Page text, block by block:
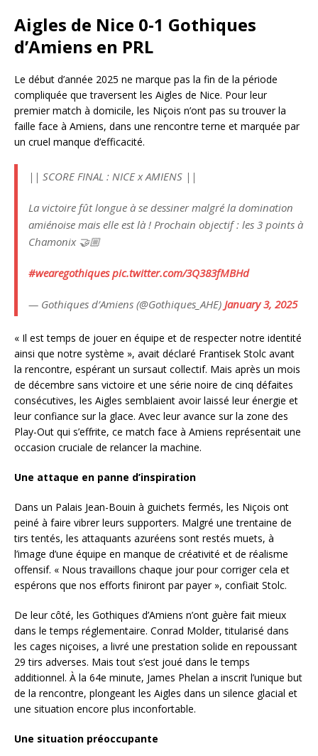
Aigles de Nice 0-1 Gothiques
d’Amiens en PRL
Le début d’année 2025 ne marque pas la fin de la période
compliquée que traversent les Aigles de Nice. Pour leur
premier match à domicile, les Niçois n’ont pas su trouver la
faille face à Amiens, dans une rencontre terne et marquée par
un cruel manque d’efficacité.
|| SCORE FINAL : NICE x AMIENS ||
La victoire fût longue à se dessiner malgré la domination
amiénoise mais elle est là ! Prochain objectif : les 3 points à
Chamonix 🤝🏼
#wearegothiques pic.twitter.com/3Q383fMBHd
— Gothiques d’Amiens (@Gothiques_AHE) January 3, 2025
« Il est temps de jouer en équipe et de respecter notre identité
ainsi que notre système », avait déclaré Frantisek Stolc avant
la rencontre, espérant un sursaut collectif. Mais après un mois
de décembre sans victoire et une série noire de cinq défaites
consécutives, les Aigles semblaient avoir laissé leur énergie et
leur confiance sur la glace. Avec leur avance sur la zone des
Play-Out qui s’effrite, ce match face à Amiens représentait une
occasion cruciale de relancer la machine.
Une attaque en panne d’inspiration
Dans un Palais Jean-Bouin à guichets fermés, les Niçois ont
peiné à faire vibrer leurs supporters. Malgré une trentaine de
tirs tentés, les attaquants azuréens sont restés muets, à
l’image d’une équipe en manque de créativité et de réalisme
offensif. « Nous travaillons chaque jour pour corriger cela et
espérons que nos efforts finiront par payer », confiait Stolc.
De leur côté, les Gothiques d’Amiens n’ont guère fait mieux
dans le temps réglementaire. Conrad Molder, titularisé dans
les cages niçoises, a livré une prestation solide en repoussant
29 tirs adverses. Mais tout s’est joué dans le temps
additionnel. À la 64e minute, James Phelan a inscrit l’unique but
de la rencontre, plongeant les Aigles dans un silence glacial et
une situation encore plus inconfortable.
Une situation préoccupante